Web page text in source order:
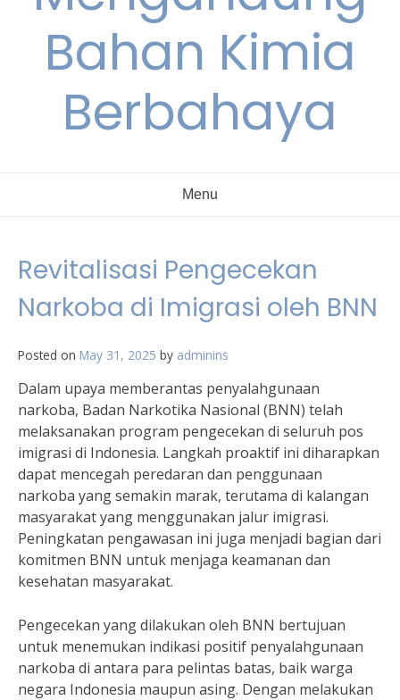
Bahan Kimia
Berbahaya
Menu
Revitalisasi Pengecekan
Narkoba di Imigrasi oleh BNN
Posted on May 31, 2025 by adminins
Dalam upaya memberantas penyalahgunaan
narkoba, Badan Narkotika Nasional (BNN) telah
melaksanakan program pengecekan di seluruh pos
imigrasi di Indonesia. Langkah proaktif ini diharapkan
dapat mencegah peredaran dan penggunaan
narkoba yang semakin marak, terutama di kalangan
masyarakat yang menggunakan jalur imigrasi.
Peningkatan pengawasan ini juga menjadi bagian dari
komitmen BNN untuk menjaga keamanan dan
kesehatan masyarakat.
Pengecekan yang dilakukan oleh BNN bertujuan
untuk menemukan indikasi positif penyalahgunaan
narkoba di antara para pelintas batas, baik warga
negara Indonesia maupun asing. Dengan melakukan